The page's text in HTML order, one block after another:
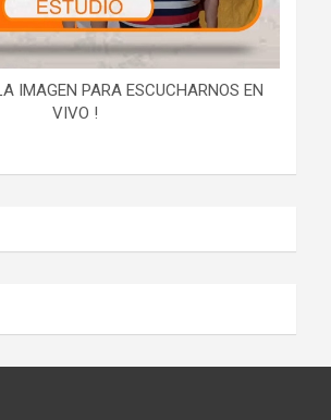
IMAGEN PARA ESCUCHARNOS EN
VIVO !